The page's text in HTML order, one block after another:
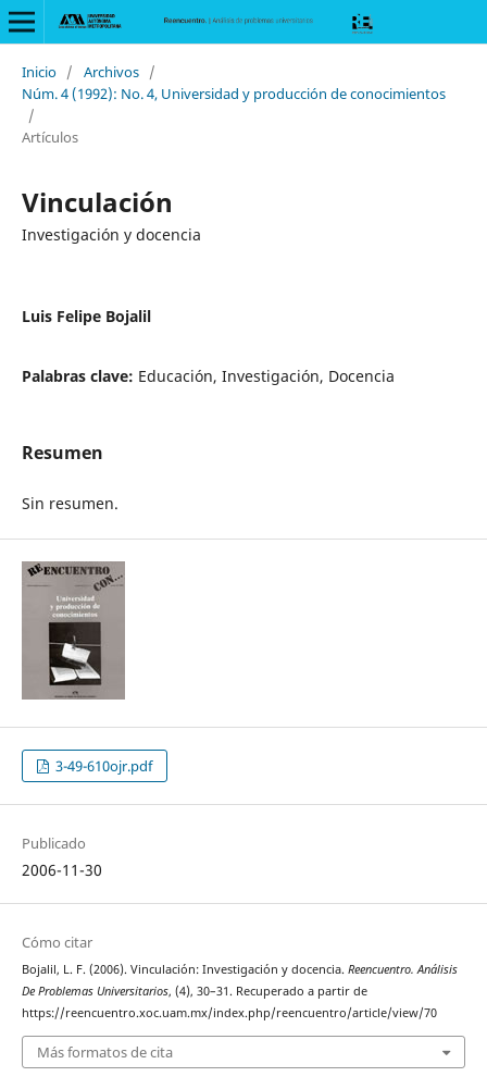
Inicio / Archivos /
Núm. 4 (1992): No. 4, Universidad y producción de conocimientos
/
Artículos
Vinculación
Investigación y docencia
Luis Felipe Bojalil
Palabras clave: Educación, Investigación, Docencia
Resumen
Sin resumen.
3-49-610ojr.pdf
Publicado
2006-11-30
Cómo citar
Bojalil, L. F. (2006). Vinculación: Investigación y docencia. Reencuentro. Análisis
De Problemas Universitarios, (4), 30–31. Recuperado a partir de
https://reencuentro.xoc.uam.mx/index.php/reencuentro/article/view/70
Más formatos de cita